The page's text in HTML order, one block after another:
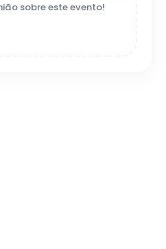
sobre este evento!